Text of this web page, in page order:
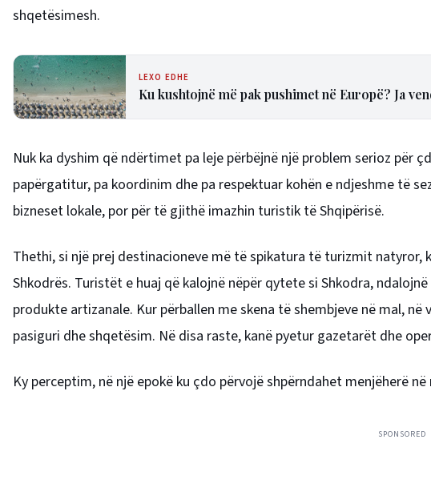
shqetësimesh.
LEXO EDHE
Ku kushtojnë më pak pushimet në Europë? Ja
Nuk ka dyshim që ndërtimet pa leje përbëjnë një problem serioz për
papërgatitur, pa koordinim dhe pa respektuar kohën e ndjeshme të
bizneset lokale, por për të gjithë imazhin turistik të Shqipërisë.
Thethi, si një prej destinacioneve më të spikatura të turizmit
Shkodrës. Turistët e huaj që kalojnë nëpër qytete si Shkodra,
produkte artizanale. Kur përballen me skena të shembjeve në mal,
pasiguri dhe shqetësim. Në disa raste, kanë pyetur gazetarët dhe
Ky perceptim, në një epokë ku çdo përvojë shpërndahet menjëherë
SPONSORED